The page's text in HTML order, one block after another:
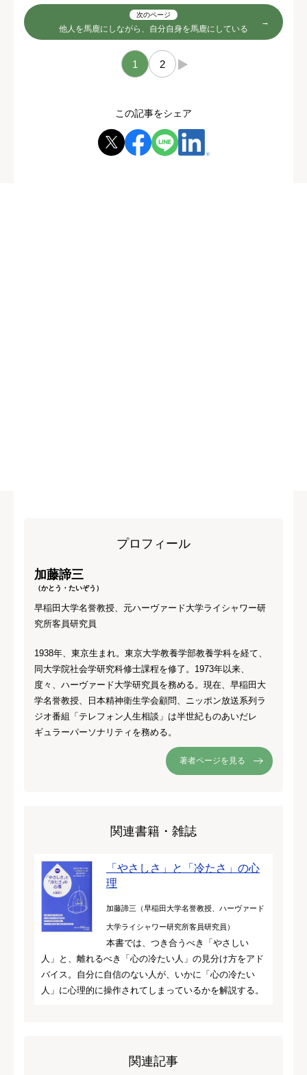
次のページ
他人を馬鹿にしながら、自分自身を馬鹿にしている
1 2 →
この記事をシェア
プロフィール
加藤諦三
（かとう・たいぞう）
早稲田大学名誉教授、元ハーヴァード大学ライシャワー研
究所客員研究員
1938年、東京生まれ。東京大学教養学部教養学科を経て、
同大学院社会学研究科修士課程を修了。1973年以来、
度々、ハーヴァード大学研究員を務める。現在、早稲田大
学名誉教授、日本精神衛生学会顧問、ニッポン放送系列ラ
ジオ番組「テレフォン人生相談」は半世紀ものあいだレ
ギュラーパーソナリティを務める。
著者ページを見る
関連書籍・雑誌
「やさしさ」と「冷たさ」の心
理
加藤諦三（早稲田大学名誉教授、ハーヴァード
大学ライシャワー研究所客員研究員）
本書では、つき合うべき「やさしい
人」と、離れるべき「心の冷たい人」の見分け方をアド
バイス。自分に自信のない人が、いかに「心の冷たい
人」に心理的に操作されてしまっているかを解説する。
関連記事